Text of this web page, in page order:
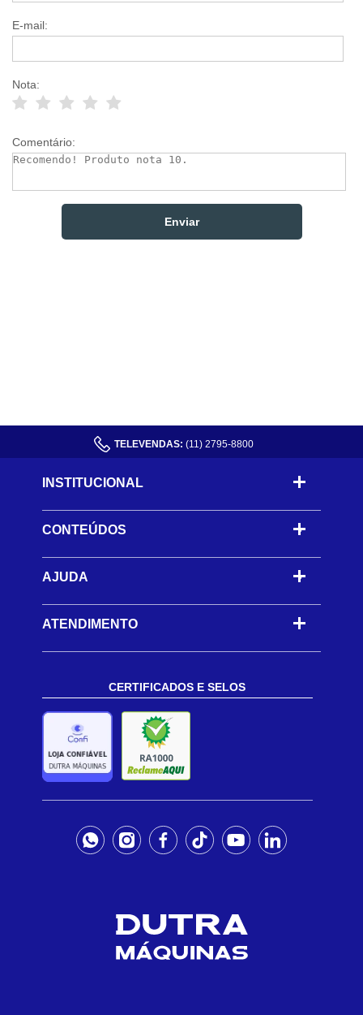
E-mail:
Nota:
Comentário:
TELEVENDAS: (11) 2795-8800
INSTITUCIONAL
CONTEÚDOS -
AJUDA -
ATENDIMENTO
CERTIFICADOS E SELOS